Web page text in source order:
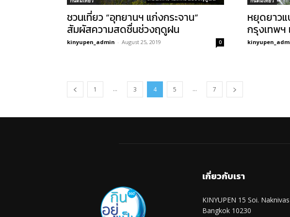
ชวนเที่ยว “อุทยานฯ แก่งกระจาน”
สัมผัสความสดชื่นช่วงฤดูฝน
kinyupen_admin - August 25, 2019 0
หยุดยาวแ
กรุงเทพฯ
1 ... 3 4 5 ... 7
เกี่ยวกับเรา
KINYUPEN 15 Soi.
Bangkok 10230